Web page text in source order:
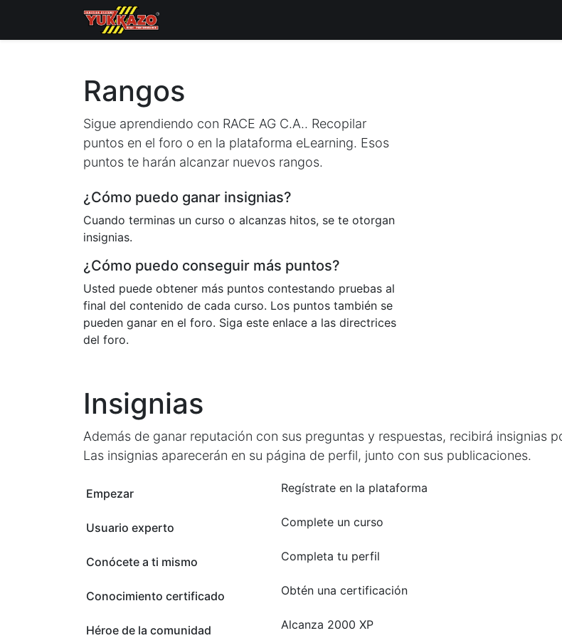
Rangos
Sigue aprendiendo con RACE AG C.A.. Recopilar
puntos en el foro o en la plataforma eLearning. Esos
puntos te harán alcanzar nuevos rangos.
¿Cómo puedo ganar insignias?
Cuando terminas un curso o alcanzas hitos, se te otorgan
insignias.
¿Cómo puedo conseguir más puntos?
Usted puede obtener más puntos contestando pruebas al
final del contenido de cada curso. Los puntos también se
pueden ganar en el foro. Siga este enlace a las directrices
del foro.
Insignias
Además de ganar reputación con sus preguntas y respuestas, recibirá insignias
Las insignias aparecerán en su página de perfil, junto con sus publicaciones.
Empezar Regístrate en la plataforma
Usuario experto Complete un curso
Conócete a ti mismo Completa tu perfil
Conocimiento certificado Obtén una certificación
Héroe de la comunidad Alcanza 2000 XP